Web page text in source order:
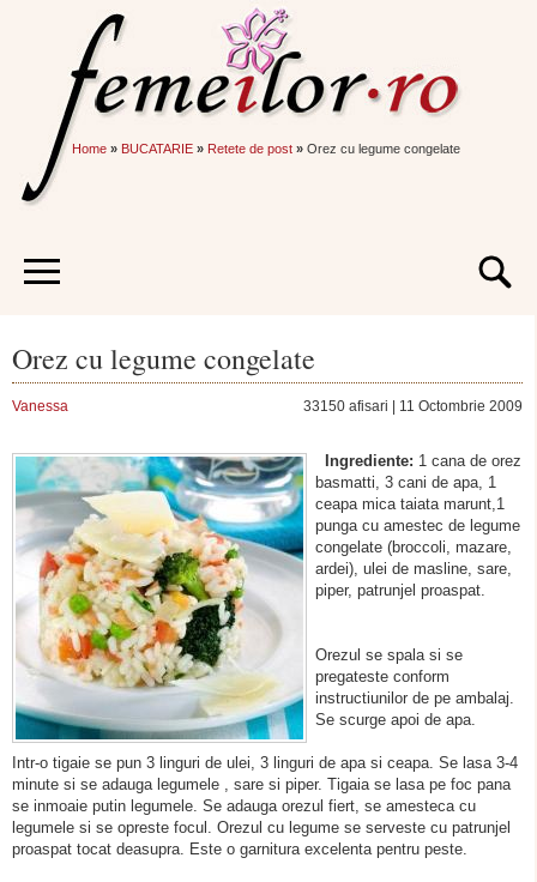
Home » BUCATARIE » Retete de post » Orez cu legume congelate
Orez cu legume congelate
33150 afisari | 11 Octombrie 2009
Vanessa
Ingrediente: 1 cana de orez
basmatti, 3 cani de apa, 1
ceapa mica taiata marunt,1
punga cu amestec de legume
congelate (broccoli, mazare,
ardei), ulei de masline, sare,
piper, patrunjel proaspat.
Orezul se spala si se
pregateste conform
instructiunilor de pe ambalaj.
Se scurge apoi de apa.
Intr-o tigaie se pun 3 linguri de ulei, 3 linguri de apa si ceapa. Se lasa 3-4
minute si se adauga legumele , sare si piper. Tigaia se lasa pe foc pana
se inmoaie putin legumele. Se adauga orezul fiert, se amesteca cu
legumele si se opreste focul. Orezul cu legume se serveste cu patrunjel
proaspat tocat deasupra. Este o garnitura excelenta pentru peste.